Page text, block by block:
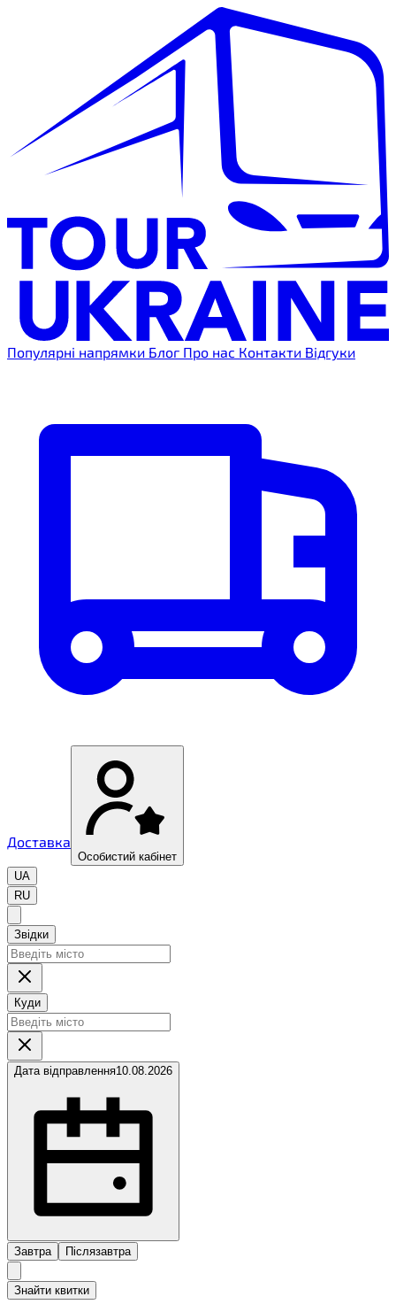
Популярні напрямки Блог Про нас Контакти Відгуки
Доставка
Особистий кабінет
UA
RU
Звідки
Куди
Дата відправлення10.08.2026
Завтра Післязавтра
Знайти квитки